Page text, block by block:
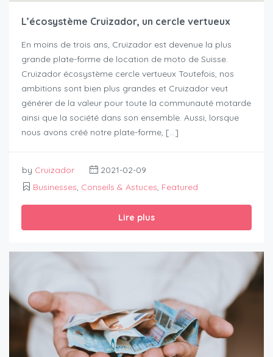
L’écosystème Cruizador, un cercle vertueux
En moins de trois ans, Cruizador est devenue la plus
grande plate-forme de location de moto de Suisse.
Cruizador écosystème cercle vertueux Toutefois, nos
ambitions sont bien plus grandes et Cruizador veut
générer de la valeur pour toute la communauté motarde
ainsi que la société dans son ensemble. Aussi, lorsque
nous avons créé notre plate-forme, […]
by Cruizador
2021-02-09
Businesses, Conseils & Astuces, Featured
Lire plus